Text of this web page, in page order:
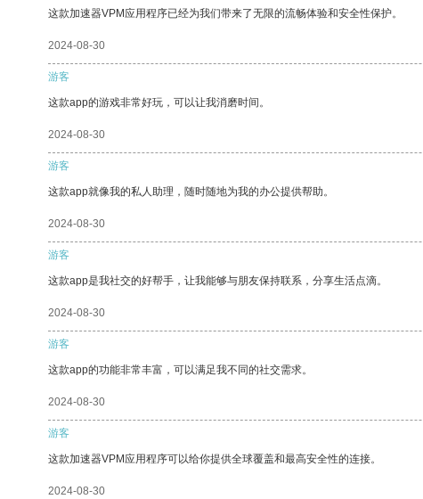
这款加速器VPM应用程序已经为我们带来了无限的流畅体验和安全性保护。
2024-08-30
游客
这款app的游戏非常好玩，可以让我消磨时间。
2024-08-30
游客
这款app就像我的私人助理，随时随地为我的办公提供帮助。
2024-08-30
游客
这款app是我社交的好帮手，让我能够与朋友保持联系，分享生活点滴。
2024-08-30
游客
这款app的功能非常丰富，可以满足我不同的社交需求。
2024-08-30
游客
这款加速器VPM应用程序可以给你提供全球覆盖和最高安全性的连接。
2024-08-30